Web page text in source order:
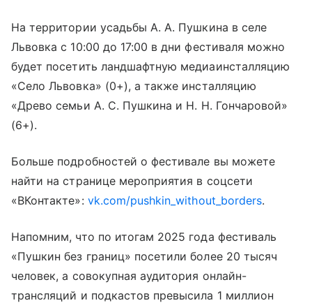
На территории усадьбы А. А. Пушкина в селе
Львовка с 10:00 до 17:00 в дни фестиваля можно
будет посетить ландшафтную медиаинсталляцию
«Село Львовка» (0+), а также инсталляцию
«Древо семьи А. С. Пушкина и Н. Н. Гончаровой»
(6+).
Больше подробностей о фестивале вы можете
найти на странице мероприятия в соцсети
«ВКонтакте»: vk.com/pushkin_without_borders.
Напомним, что по итогам 2025 года фестиваль
«Пушкин без границ» посетили более 20 тысяч
человек, а совокупная аудитория онлайн-
трансляций и подкастов превысила 1 миллион